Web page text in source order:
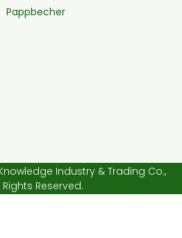
Pappbecher
Industry & Trading Co.,
Rights Reserved.